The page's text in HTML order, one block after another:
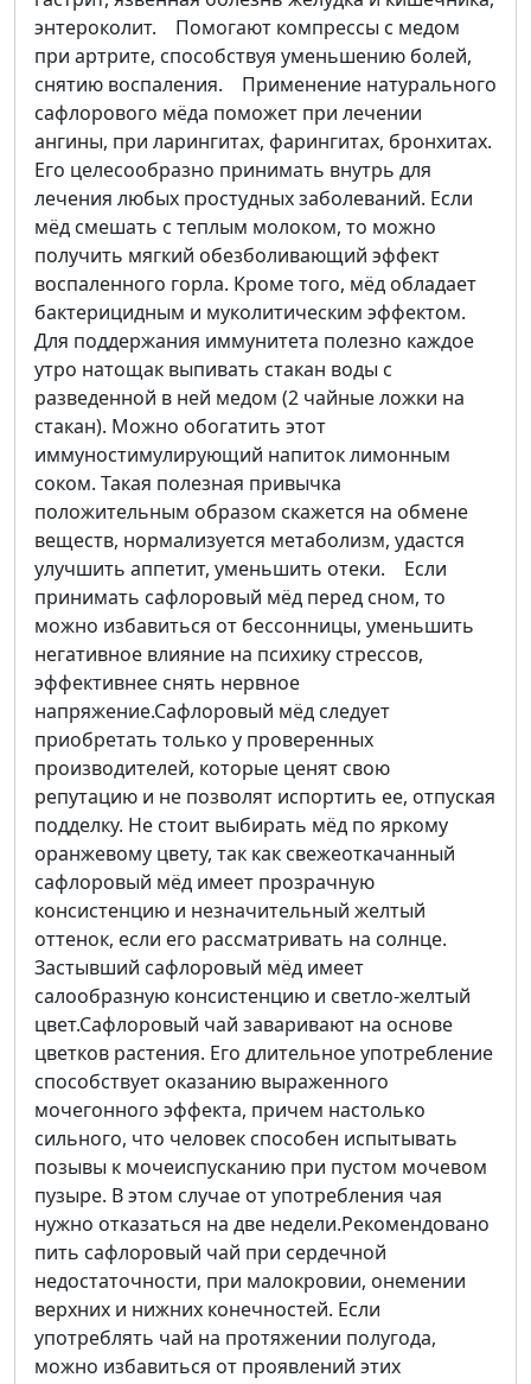
энтероколит. Помогают компрессы с медом
при артрите, способствуя уменьшению болей,
снятию воспаления. Применение натурального
сафлорового мёда поможет при лечении
ангины, при ларингитах, фарингитах, бронхитах.
Его целесообразно принимать внутрь для
лечения любых простудных заболеваний. Если
мёд смешать с теплым молоком, то можно
получить мягкий обезболивающий эффект
воспаленного горла. Кроме того, мёд обладает
бактерицидным и муколитическим эффектом.
Для поддержания иммунитета полезно каждое
утро натощак выпивать стакан воды с
разведенной в ней медом (2 чайные ложки на
стакан). Можно обогатить этот
иммуностимулирующий напиток лимонным
соком. Такая полезная привычка
положительным образом скажется на обмене
веществ, нормализуется метаболизм, удастся
улучшить аппетит, уменьшить отеки. Если
принимать сафлоровый мёд перед сном, то
можно избавиться от бессонницы, уменьшить
негативное влияние на психику стрессов,
эффективнее снять нервное
напряжение.Сафлоровый мёд следует
приобретать только у проверенных
производителей, которые ценят свою
репутацию и не позволят испортить ее, отпуская
подделку. Не стоит выбирать мёд по яркому
оранжевому цвету, так как свежеоткачанный
сафлоровый мёд имеет прозрачную
консистенцию и незначительный желтый
оттенок, если его рассматривать на солнце.
Застывший сафлоровый мёд имеет
салообразную консистенцию и светло-желтый
цвет.Сафлоровый чай заваривают на основе
цветков растения. Его длительное употребление
способствует оказанию выраженного
мочегонного эффекта, причем настолько
сильного, что человек способен испытывать
позывы к мочеиспусканию при пустом мочевом
пузыре. В этом случае от употребления чая
нужно отказаться на две недели.Рекомендовано
пить сафлоровый чай при сердечной
недостаточности, при малокровии, онемении
верхних и нижних конечностей. Если
употреблять чай на протяжении полугода,
можно избавиться от проявлений этих